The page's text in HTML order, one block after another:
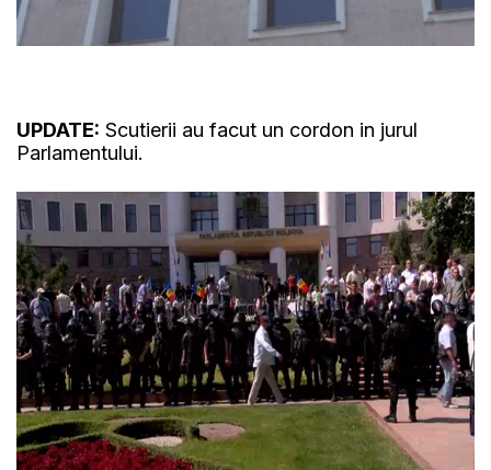
UPDATE: Scutierii au facut un cordon in jurul
Parlamentului.